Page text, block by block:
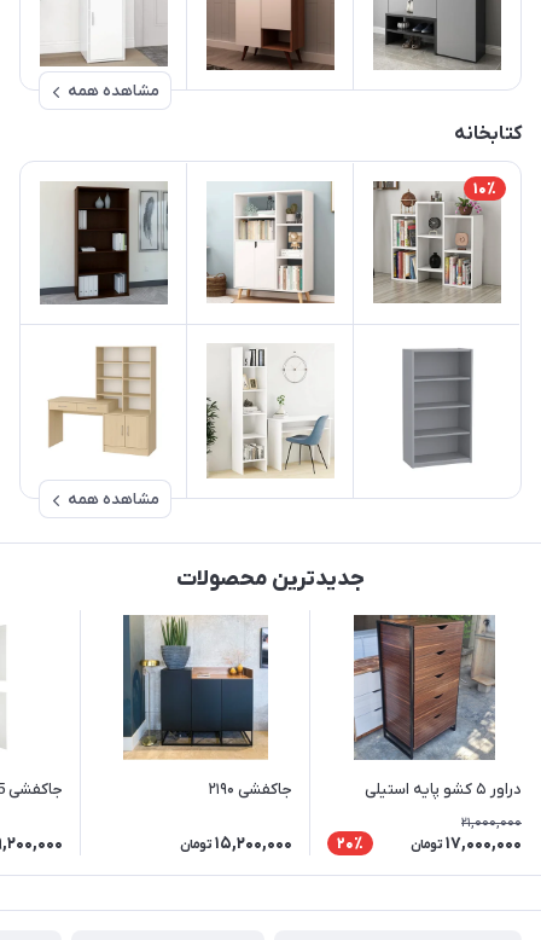
مشاهده همه
کتابخانه
10٪
مشاهده همه
جدیدترین محصولات
دراور ۵ کشو پایه استیلی
21,000,000
17,000,000 تومان 20٪
جاکفشی‌ ۲۱۹۰
15,200,000 تومان
جاکفشی 30155